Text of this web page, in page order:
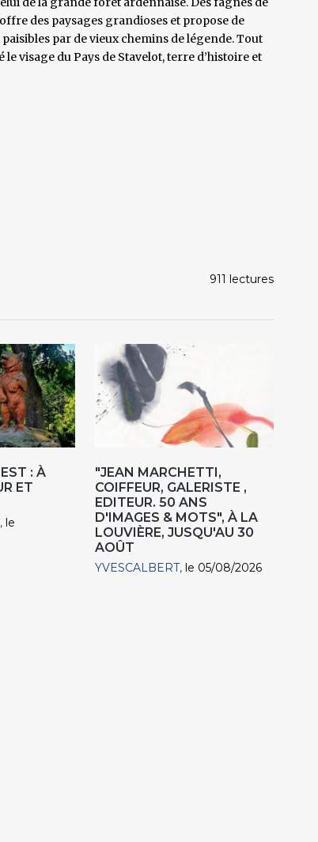
des paysages grandioses et propose de
par de vieux chemins de légende. Tout
visage du Pays de Stavelot, terre d’histoire et
911 lectures
: À
ET
le
"JEAN MARCHETTI,
COIFFEUR, GALERISTE ,
EDITEUR. 50 ANS
D'IMAGES & MOTS", À LA
LOUVIÈRE, JUSQU'AU 30
AOÛT
YVESCALBERT le 05/08/2026